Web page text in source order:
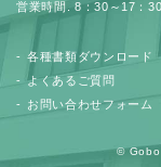
営業時間. 8：30～17：
各種書類ダウンロード
よくあるご質問
お問い合わせフォーム
© Gobo